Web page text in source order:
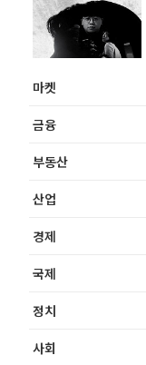
마켓
금융
부동산
산업
경제
국제
정치
사회